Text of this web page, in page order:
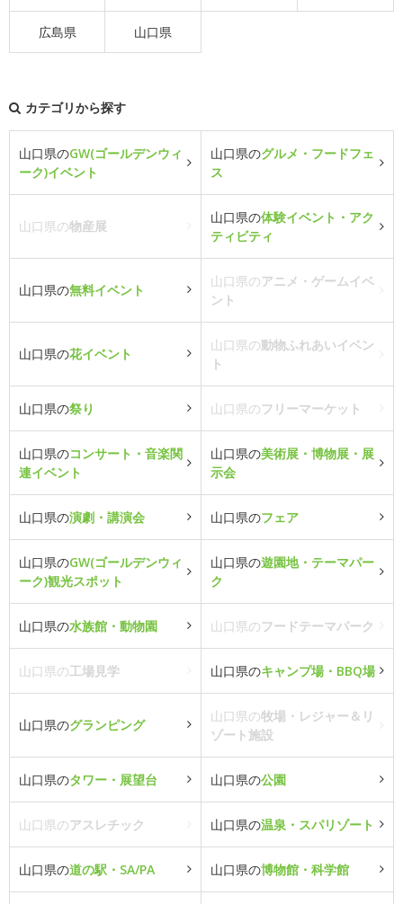
広島県 山口県
カテゴリから探す
山口県のGW(ゴールデンウィ
ーク)イベント
山口県のグルメ・フードフェ
ス
山口県の物産展
山口県の体験イベント・アク
ティビティ
山口県の無料イベント
山口県のアニメ・ゲームイベ
ント
山口県の花イベント
山口県の動物ふれあいイベン
ト
山口県の祭り 山口県のフリーマーケット
山口県のコンサート・音楽関
連イベント
山口県の美術展・博物展・展
示会
山口県の演劇・講演会 山口県のフェア
山口県のGW(ゴールデンウィ
ーク)観光スポット
山口県の遊園地・テーマパー
ク
山口県の水族館・動物園 山口県のフードテーマパーク
山口県の工場見学 山口県のキャンプ場・BBQ場
山口県のグランピング
山口県の牧場・レジャー＆リ
ゾート施設
山口県のタワー・展望台 山口県の公園
山口県のアスレチック 山口県の温泉・スパリゾート
山口県の道の駅・SA/PA 山口県の博物館・科学館